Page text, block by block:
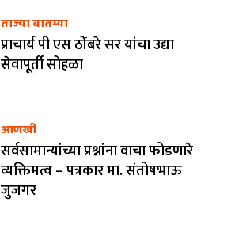
ताज्या बातम्या
प्राचार्य पी एस ठोंबरे सर यांचा उद्या
सेवापूर्ती सोहळा
आणखी
सर्वसामान्यांच्या प्रश्नांना वाचा फोडणारे
व्यक्तिमत्व – पत्रकार मा. संतोषभाऊ
जुजगर